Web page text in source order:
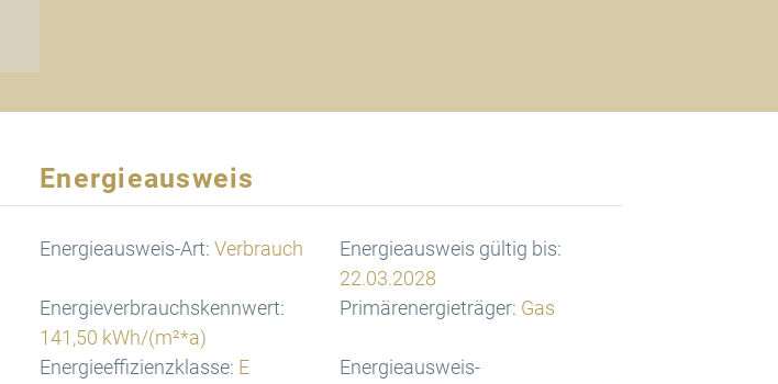
Energieausweis
Energieausweis-Art: Verbrauch
Energieausweis gültig bis:
22.03.2028
Energieverbrauchskennwert:
141,50 kWh/(m²*a)
Primärenergieträger: Gas
Energieeffizienzklasse: E
Energieausweis-